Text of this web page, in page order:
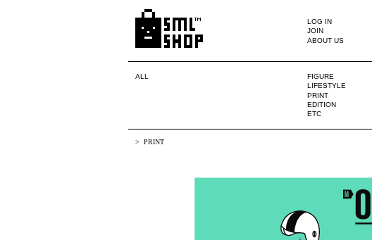
LOG IN
JOIN
ABOUT US
ALL
FIGURE
LIFESTYLE
PRINT
EDITION
ETC
PRINT